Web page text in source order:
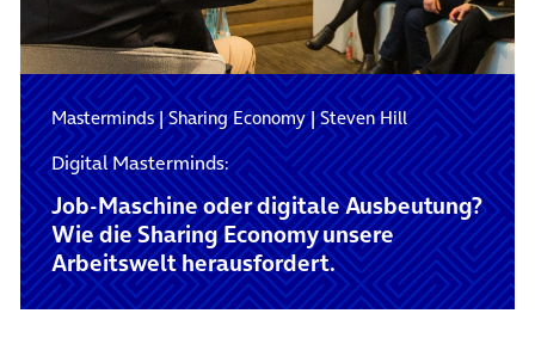
Masterminds|Sharing Economy|Steven Hill
Digital Masterminds:
Job-Maschine oder digitale Ausbeutung?
Wie die Sharing Economy unsere
Arbeitswelt herausfordert.